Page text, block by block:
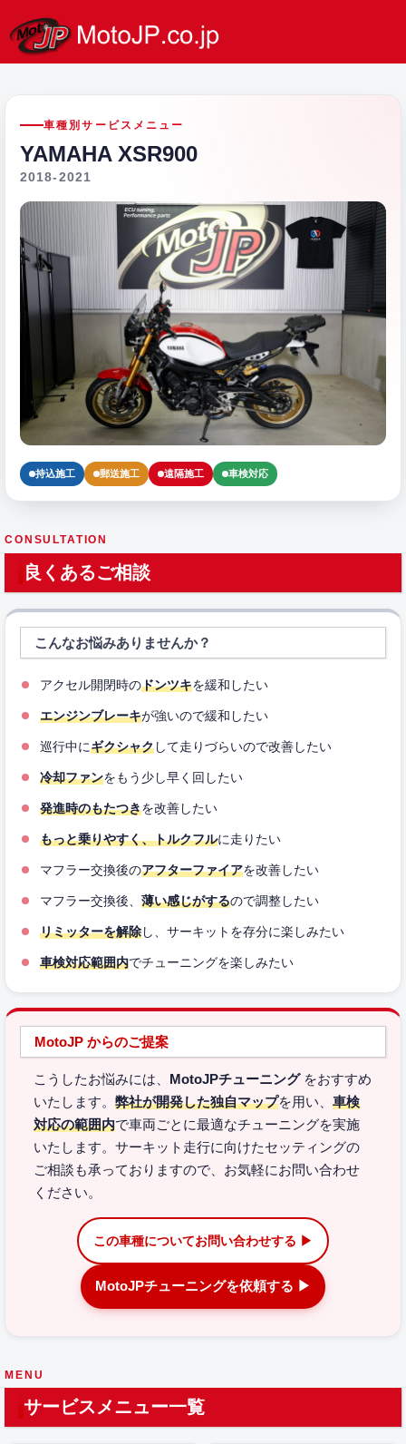
車種別サービスメニュー
YAMAHA XSR900
2018-2021
持込施工 郵送施工 遠隔施工 車検対応
CONSULTATION
良くあるご相談
こんなお悩みありませんか？
アクセル開閉時のドンツキを緩和したい
エンジンブレーキが強いので緩和したい
巡行中にギクシャクして走りづらいので改善したい
冷却ファンをもう少し早く回したい
発進時のもたつきを改善したい
もっと乗りやすく、トルクフルに走りたい
マフラー交換後のアフターファイアを改善したい
マフラー交換後、 薄い感じがするので調整したい
リミッターを解除し、サーキットを存分に楽しみたい
車検対応範囲内でチューニングを楽しみたい
MotoJP からのご提案
こうしたお悩みには、 MotoJPチューニングをおすすめ
いたします。 弊社が開発した独自マップを用い、 車検
対応の範囲内で車両ごとに最適なチューニングを実施
いたします。サーキット走行に向けたセッティングの
ご相談も承っておりますので、お気軽にお問い合わせ
ください。
この車種についてお問い合わせする ▶
MotoJPチューニングを依頼する ▶
MENU
サービスメニュー一覧